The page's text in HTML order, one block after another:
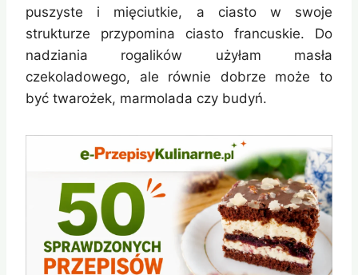
puszyste i mięciutkie, a ciasto w swoje
strukturze przypomina ciasto francuskie. Do
nadziania rogalików użyłam masła
czekoladowego, ale równie dobrze może to
być twarożek, marmolada czy budyń.